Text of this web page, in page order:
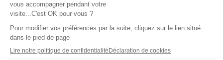
Téléchargez l'application
Les cookies